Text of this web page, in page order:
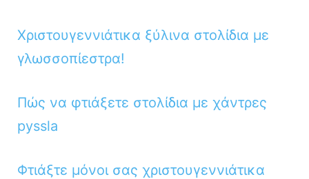
Χριστουγεννιάτικα ξύλινα στολίδια με
γλωσσοπίεστρα!
Πώς να φτιάξετε στολίδια με χάντρες
pyssla
Φτιάξτε μόνοι σας χριστουγεννιάτικα